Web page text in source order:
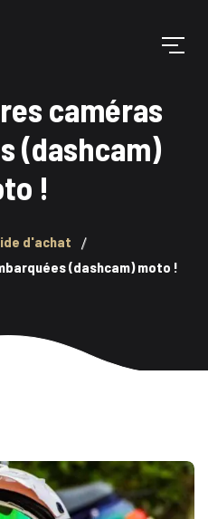
caméras
(dashcam)
!
d'achat
(dashcam) moto !